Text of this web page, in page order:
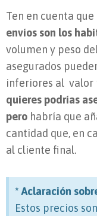
Ten en cuenta que
envíos son los
volumen y peso
asegurados
inferiores al valor
quieres podrías
pero habría que
cantidad que, en
al cliente final.
* Aclaración
Estos precios